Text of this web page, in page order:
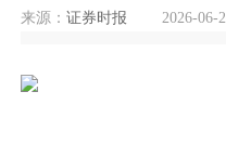
来源： 证券时报 2026-06-